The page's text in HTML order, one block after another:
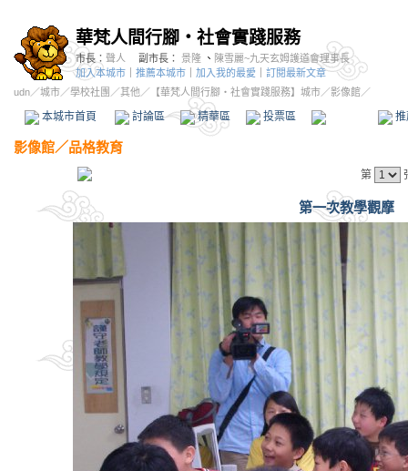
華梵人間行腳‧社會實踐服務
市長： 聲人 副市長： 景隆 、 陳雪麗~九天玄姆護道會理事長
加入本城市
推薦本城市 加入我的最愛
訂閱最新文章
udn／城市／學校社團 ／其他 ／ 【華梵人間行腳‧社會實踐服務】城市／影像館／
本城市首頁 討論區 精華區 投票區 影像館
影像館／品格教育
第
第一次教學觀摩